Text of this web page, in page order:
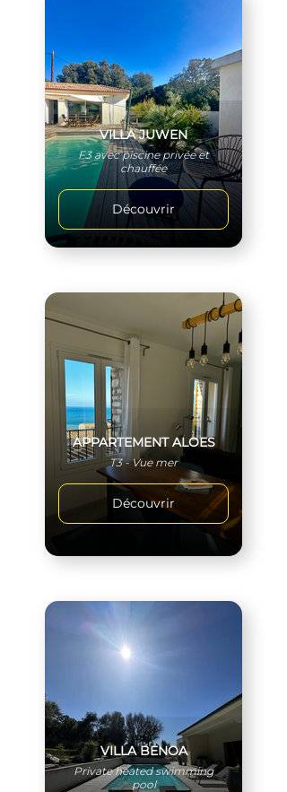
VILLA JUWEN
F3 avec piscine privée et
chauffée
Découvrir
APPARTEMENT ALOES
T3 - Vue mer
Découvrir
VILLA BENOA
Private heated swimming
pool